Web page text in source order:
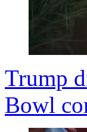
Trump
Bowl